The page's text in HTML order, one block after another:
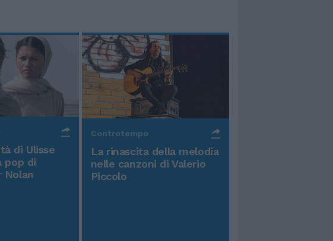
di Ulisse
pop di
Nolan
Controtempo
La rinascita della melodia
nelle canzoni di Valerio
Piccolo